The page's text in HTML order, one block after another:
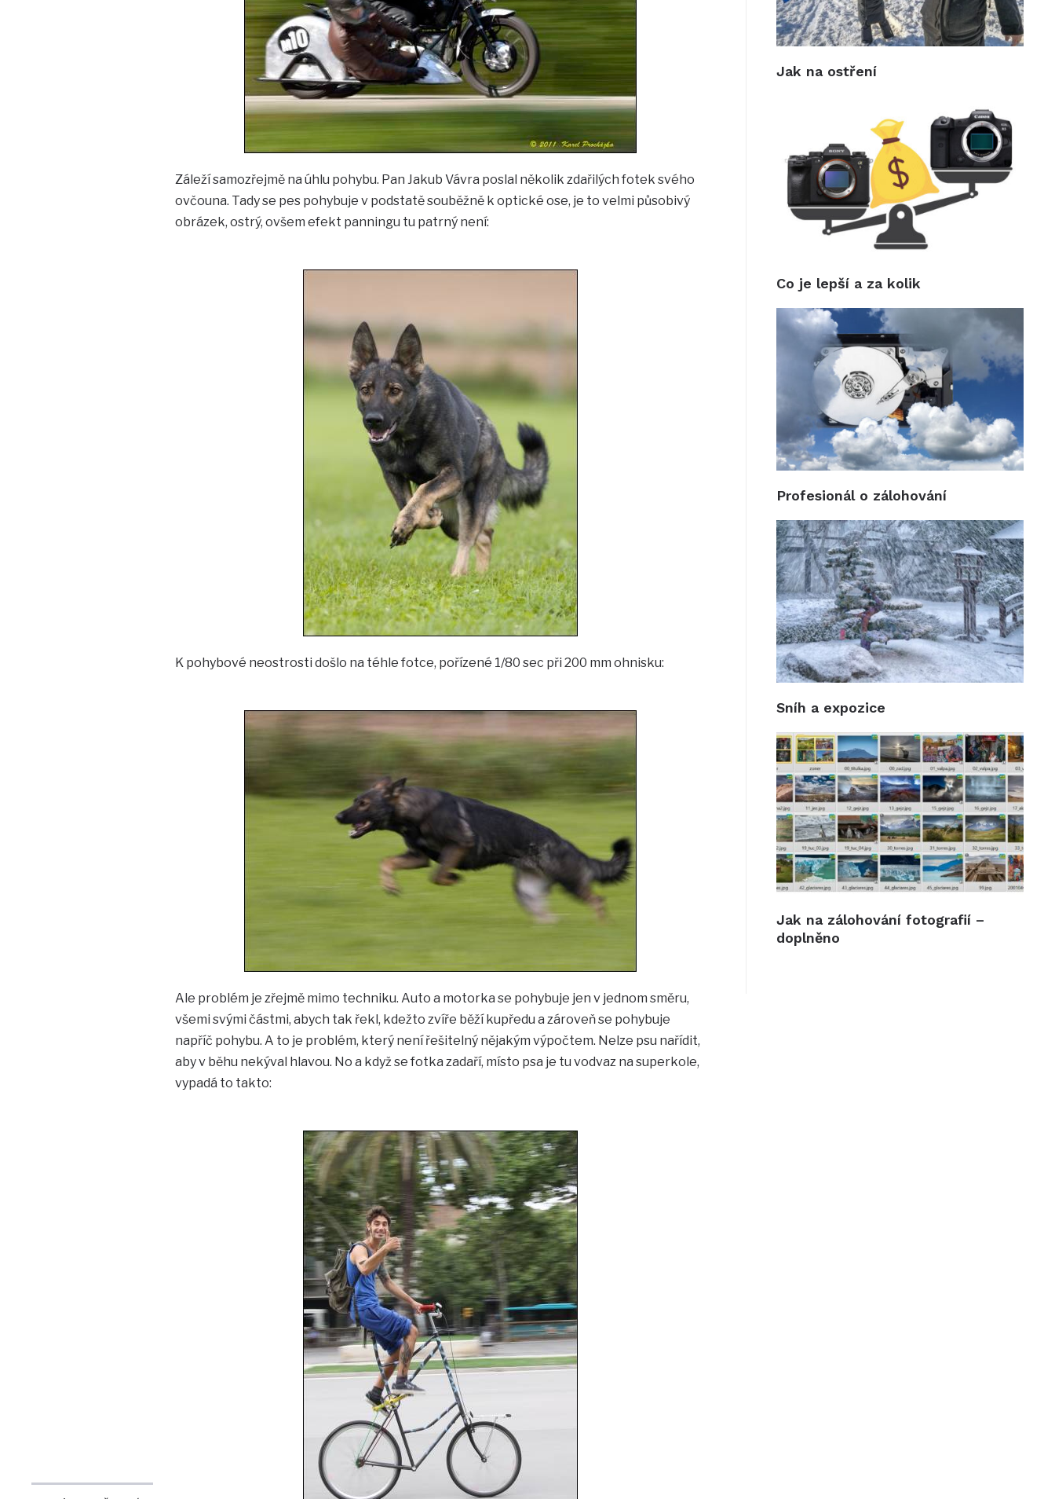
Záleží samozřejmě na úhlu pohybu. Pan Jakub Vávra poslal několik zdařilých fotek svého
ovčouna. Tady se pes pohybuje v podstatě souběžně k optické ose, je to velmi působivý
obrázek, ostrý, ovšem efekt panningu tu patrný není:
K pohybové neostrosti došlo na téhle fotce, pořízené 1/80 sec při 200 mm ohnisku:
Ale problém je zřejmě mimo techniku. Auto a motorka se pohybuje jen v jednom směru,
všemi svými částmi, abych tak řekl, kdežto zvíře běží kupředu a zároveň se pohybuje
napříč pohybu. A to je problém, který není řešitelný nějakým výpočtem. Nelze psu nařídit,
aby v běhu nekýval hlavou. No a když se fotka zadaří, místo psa je tu vodvaz na superkole,
vypadá to takto:
Jak na ostření
Co je lepší a za kolik
Profesionál o zálohování
Sníh a expozice
Jak na zálohování fotografií –
doplněno